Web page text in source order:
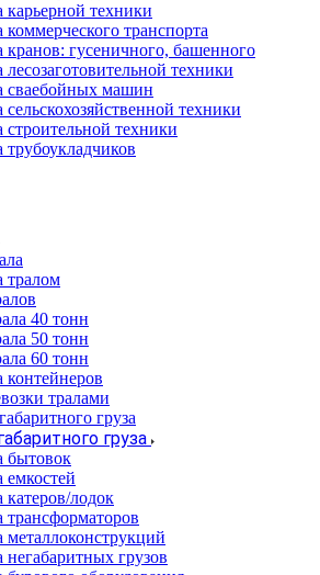
карьерной техники
коммерческого транспорта
кранов: гусеничного, башенного
лесозаготовительной техники
сваебойных машин
сельскохозяйственной техники
строительной техники
трубоукладчиков
тралом
40 тонн
50 тонн
60 тонн
контейнеров
тралами
груза
бытовок
емкостей
катеров/лодок
трансформаторов
металлоконструкций
негабаритных грузов